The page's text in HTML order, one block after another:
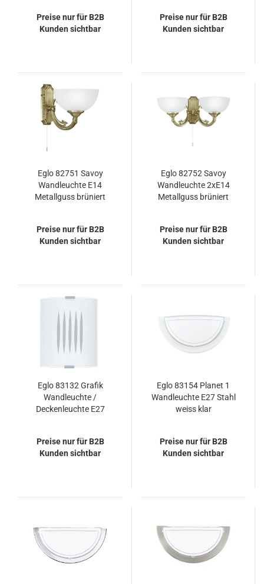
Preise nur für B2B
Kunden sichtbar
Preise nur für B2B
Kunden sichtbar
Eglo 82751 Savoy
Wandleuchte E14
Metallguss brüniert
Preise nur für B2B
Kunden sichtbar
Eglo 82752 Savoy
Wandleuchte 2xE14
Metallguss brüniert
Preise nur für B2B
Kunden sichtbar
Eglo 83132 Grafik
Wandleuchte /
Deckenleuchte E27
Preise nur für B2B
Kunden sichtbar
Eglo 83154 Planet 1
Wandleuchte E27 Stahl
weiss klar
Preise nur für B2B
Kunden sichtbar